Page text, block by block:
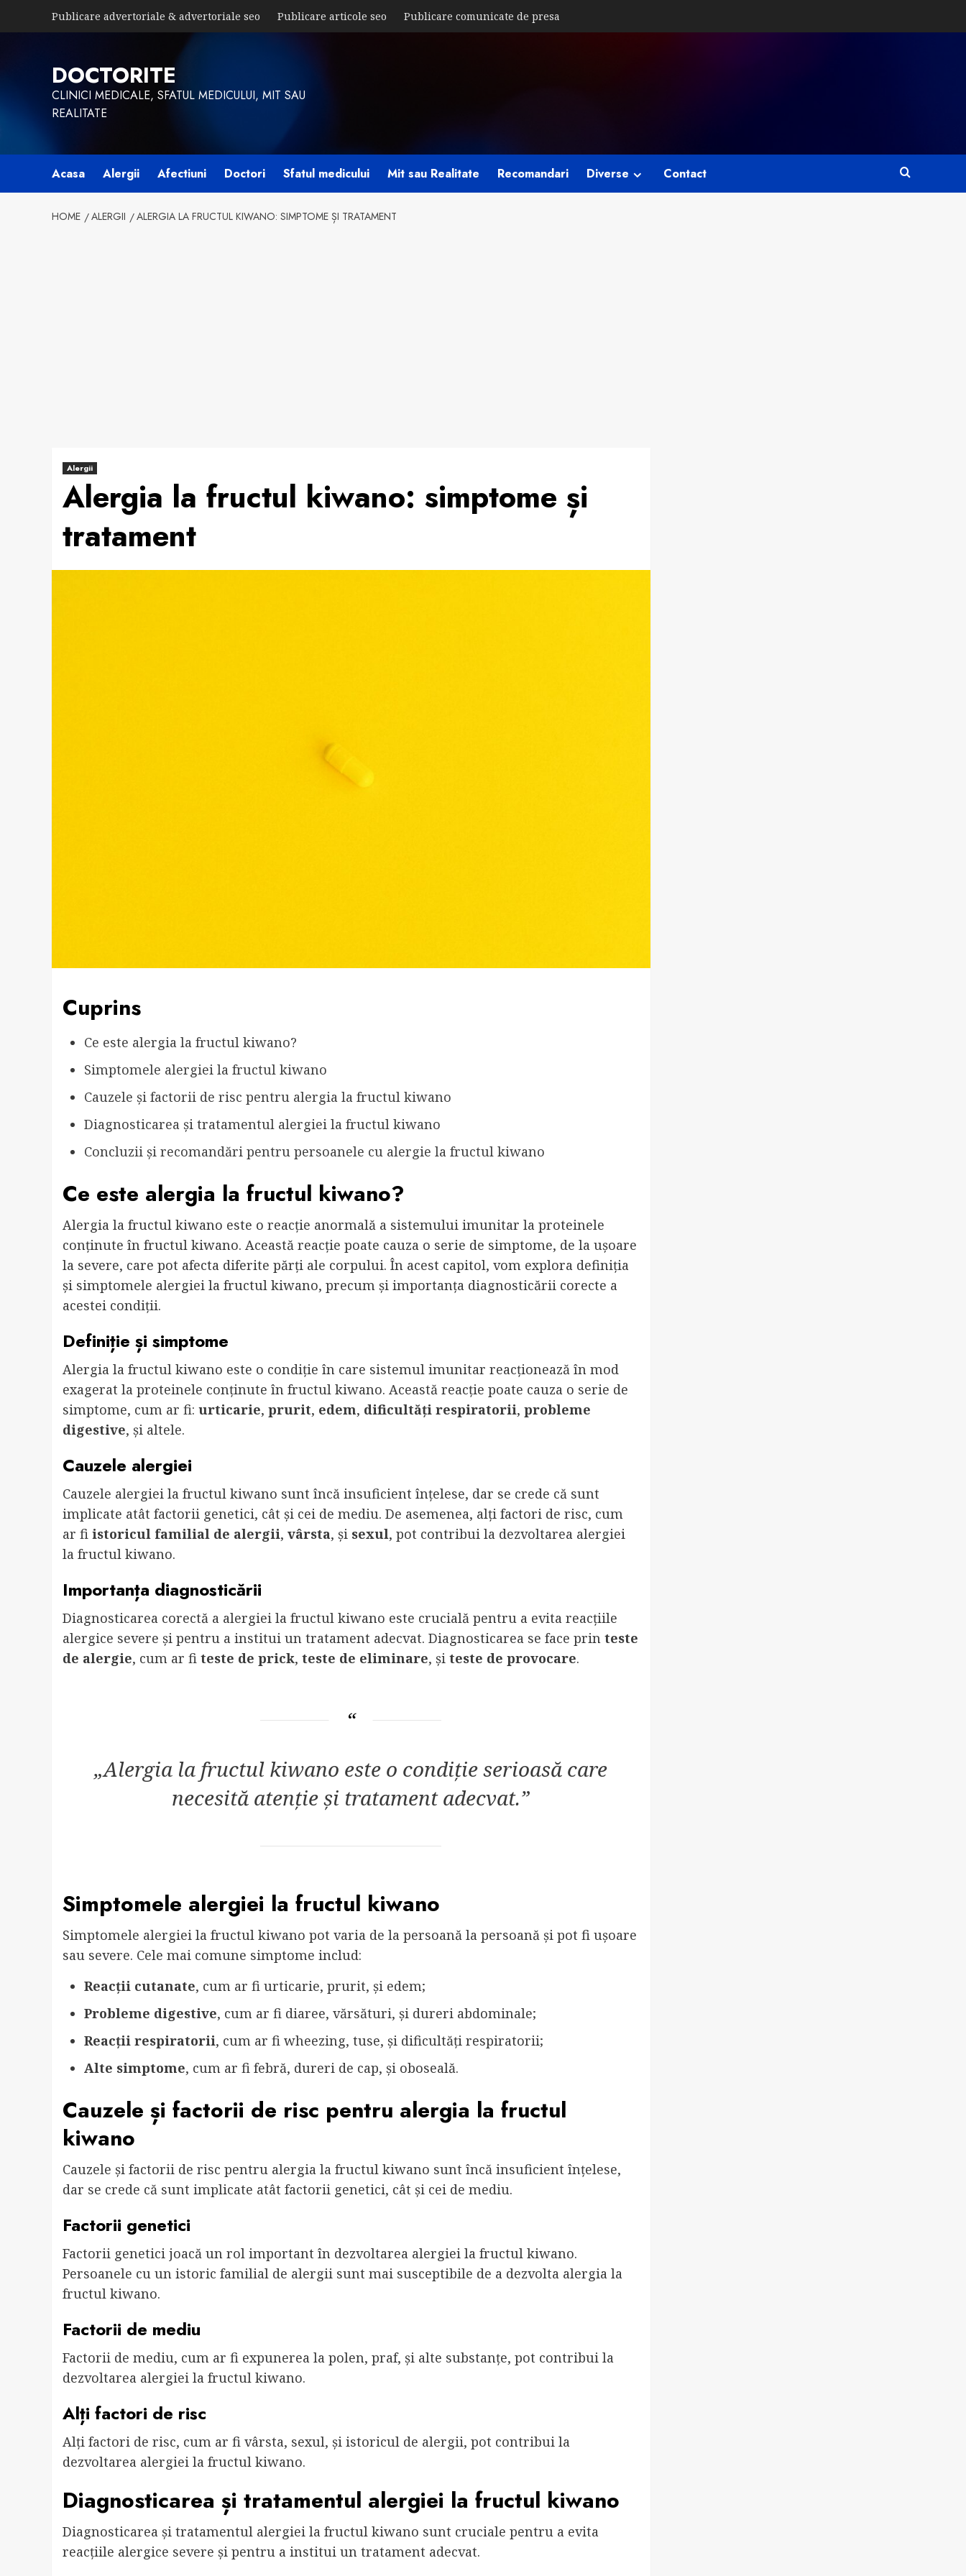
Publicare advertoriale & advertoriale seo Publicare articole seo Publicare comunicate de presa
DOCTORITE
CLINICI MEDICALE, SFATUL MEDICULUI, MIT SAU
REALITATE
Acasa Alergii Afectiuni Doctori Sfatul medicului Mit sau Realitate Recomandari Diverse Contact
HOME ALERGII ALERGIA LA FRUCTUL KIWANO: SIMPTOME ȘI TRATAMENT
Alergii
Alergia la fructul kiwano: simptome și
tratament
Cuprins
Ce este alergia la fructul kiwano?
Simptomele alergiei la fructul kiwano
Cauzele și factorii de risc pentru alergia la fructul kiwano
Diagnosticarea și tratamentul alergiei la fructul kiwano
Concluzii și recomandări pentru persoanele cu alergie la fructul kiwano
Ce este alergia la fructul kiwano?
Alergia la fructul kiwano este o reacție anormală a sistemului imunitar la proteinele
conținute în fructul kiwano. Această reacție poate cauza o serie de simptome, de la ușoare
la severe, care pot afecta diferite părți ale corpului. În acest capitol, vom explora definiția
și simptomele alergiei la fructul kiwano, precum și importanța diagnosticării corecte a
acestei condiții.
Definiție și simptome
Alergia la fructul kiwano este o condiție în care sistemul imunitar reacționează în mod
exagerat la proteinele conținute în fructul kiwano. Această reacție poate cauza o serie de
simptome, cum ar fi: urticarie, prurit, edem, dificultăți respiratorii, probleme
digestive, și altele.
Cauzele alergiei
Cauzele alergiei la fructul kiwano sunt încă insuficient înțelese, dar se crede că sunt
implicate atât factorii genetici, cât și cei de mediu. De asemenea, alți factori de risc, cum
ar fi istoricul familial de alergii, vârsta, și sexul, pot contribui la dezvoltarea alergiei
la fructul kiwano.
Importanța diagnosticării
Diagnosticarea corectă a alergiei la fructul kiwano este crucială pentru a evita reacțiile
alergice severe și pentru a institui un tratament adecvat. Diagnosticarea se face prin teste
de alergie, cum ar fi teste de prick, teste de eliminare, și teste de provocare.
„Alergia la fructul kiwano este o condiție serioasă care
necesită atenție și tratament adecvat.”
Simptomele alergiei la fructul kiwano
Simptomele alergiei la fructul kiwano pot varia de la persoană la persoană și pot fi ușoare
sau severe. Cele mai comune simptome includ:
Reacții cutanate, cum ar fi urticarie, prurit, și edem;
Probleme digestive, cum ar fi diaree, vărsături, și dureri abdominale;
Reacții respiratorii, cum ar fi wheezing, tuse, și dificultăți respiratorii;
Alte simptome, cum ar fi febră, dureri de cap, și oboseală.
Cauzele și factorii de risc pentru alergia la fructul
kiwano
Cauzele și factorii de risc pentru alergia la fructul kiwano sunt încă insuficient înțelese,
dar se crede că sunt implicate atât factorii genetici, cât și cei de mediu.
Factorii genetici
Factorii genetici joacă un rol important în dezvoltarea alergiei la fructul kiwano.
Persoanele cu un istoric familial de alergii sunt mai susceptibile de a dezvolta alergia la
fructul kiwano.
Factorii de mediu
Factorii de mediu, cum ar fi expunerea la polen, praf, și alte substanțe, pot contribui la
dezvoltarea alergiei la fructul kiwano.
Alți factori de risc
Alți factori de risc, cum ar fi vârsta, sexul, și istoricul de alergii, pot contribui la
dezvoltarea alergiei la fructul kiwano.
Diagnosticarea și tratamentul alergiei la fructul kiwano
Diagnosticarea și tratamentul alergiei la fructul kiwano sunt cruciale pentru a evita
reacțiile alergice severe și pentru a institui un tratament adecvat.